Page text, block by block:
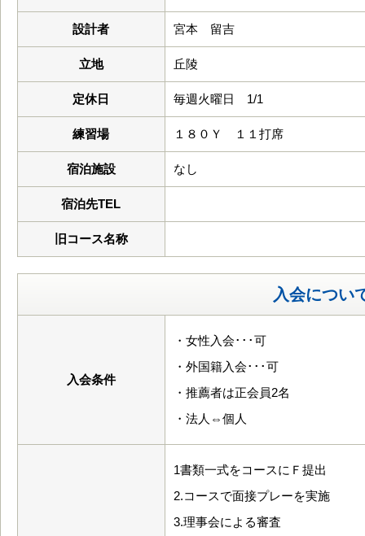
設計者 宮本 留吉
立地 丘陵
定休日 毎週火曜日 1/1
練習場 １８０Ｙ １１打席
宿泊施設 なし
宿泊先TEL
旧コース名称
入会につい
入会条件
・女性入会･･･可
・外国籍入会･･･可
・推薦者は正会員2名
・法人⇔個人
1書類一式をコースにＦ提出
2.コースで面接プレーを実施
3.理事会による審査